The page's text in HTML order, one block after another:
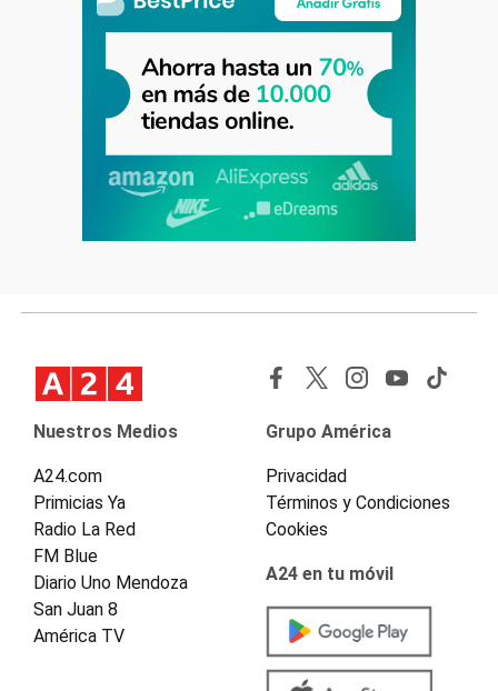
Nuestros Medios
A24.com
Primicias Ya
Radio La Red
FM Blue
Diario Uno Mendoza
San Juan 8
América TV
Grupo América
Privacidad
Términos y Condiciones
Cookies
A24 en tu móvil